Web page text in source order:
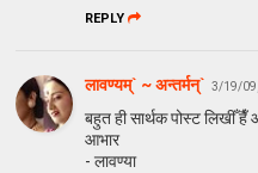
REPLY
लावण्यम्` ~ अन्तर्मन्` 3/19/09,
बहुत ही सार्थक पोस्ट लिखीँ
आभार
- लावण्या